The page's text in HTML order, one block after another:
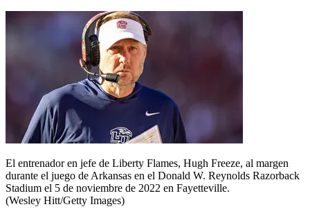
El entrenador en jefe de Liberty Flames, Hugh Freeze, al margen
durante el juego de Arkansas en el Donald W. Reynolds Razorback
Stadium el 5 de noviembre de 2022 en Fayetteville.
(Wesley Hitt/Getty Images)